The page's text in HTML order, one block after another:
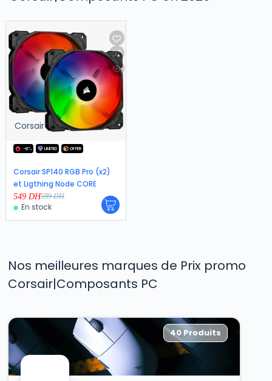
Corsair
-8% LIMITED OFFER
Corsair SP140 RGB Pro (x2)
et Ligthing Node CORE
599DH
549 DH
En stock
Nos meilleures marques de Prix promo
Corsair|Composants PC
40 Produits